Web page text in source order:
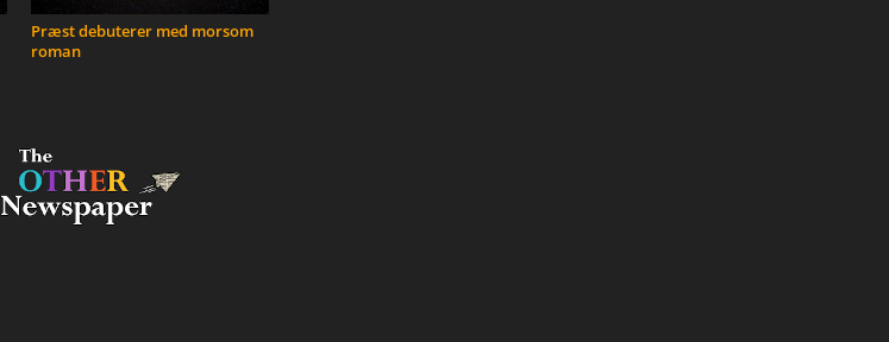
Præst debuterer med morsom
roman